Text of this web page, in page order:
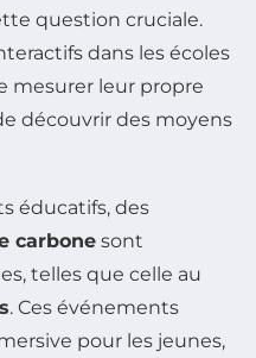
question cruciale.
dans les écoles
mesurer leur propre
découvrir des moyens
éducatifs, des
carbone sont
telles que celle au
. Ces événements
pour les jeunes,